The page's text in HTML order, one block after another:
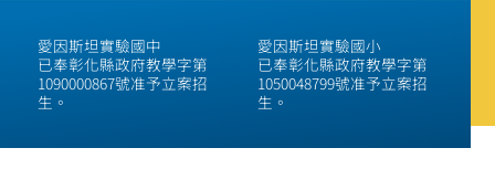
愛因斯坦實驗國中
已奉彰化縣政府教學字第
1090000867號准予立案招
生。
愛因斯坦實驗國小
已奉彰化縣政府教學字第
1050048799號准予立案招
生。